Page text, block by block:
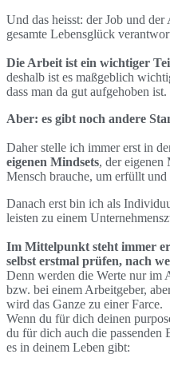
Und das heisst: der Job und
gesamte Lebensglück
Die Arbeit ist ein wichtiger
deshalb ist es maßgeblich
dass man da gut aufgehoben ist.
Aber: es gibt noch andere
Daher stelle ich immer erst in
eigenen Mindsets, der eigenen
Mensch brauche, um erfüllt
Danach erst bin ich als
leisten zu einem
Im Mittelpunkt steht immer
selbst erstmal prüfen, nach
Denn werden die Werte nur im
bzw. bei einem Arbeitgeber,
wird das Ganze zu einer Farce.
Wenn du für dich deinen
du für dich auch die passenden
es in deinem Leben gibt: